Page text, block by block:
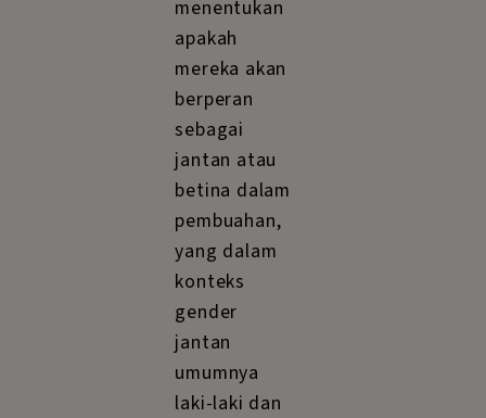
menentukan
apakah
mereka akan
berperan
sebagai
jantan atau
betina dalam
pembuahan,
yang dalam
konteks
gender
jantan
umumnya
laki-laki dan